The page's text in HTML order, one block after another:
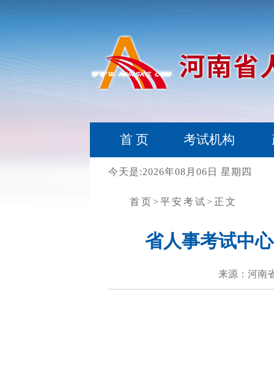
首 页 考试机构
今天是:2026年08月06日 星期四
首页 >平安考试 >正文
省人事考试中
来源：河南